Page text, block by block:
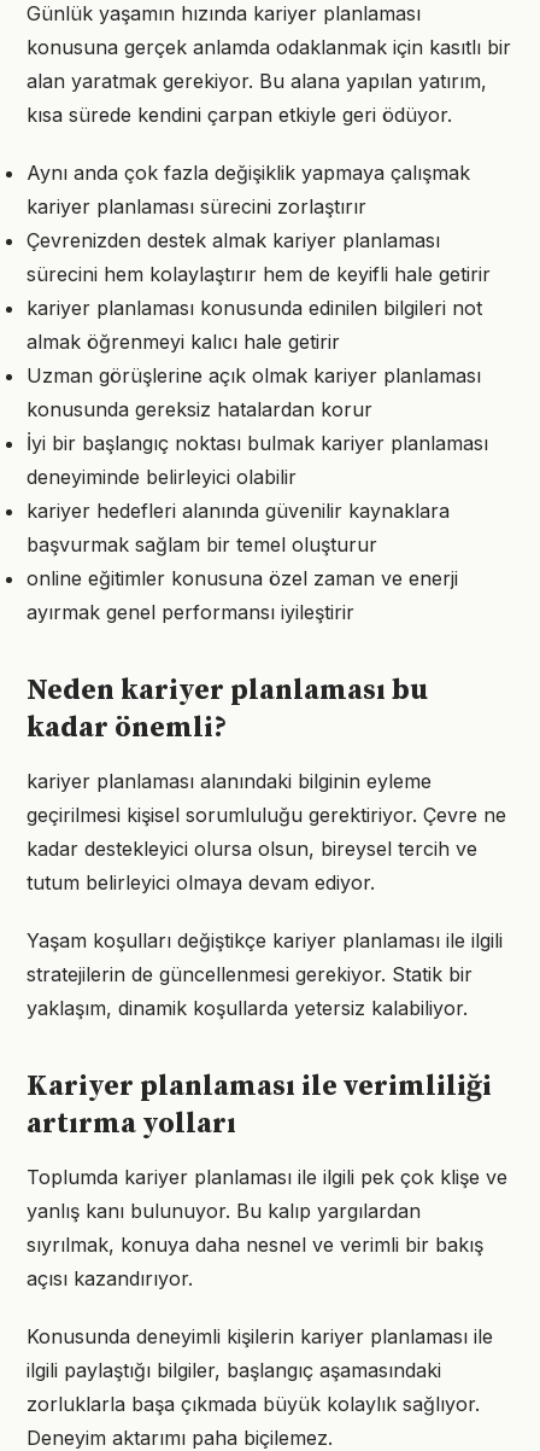
Günlük yaşamın hızında kariyer planlaması
konusuna gerçek anlamda odaklanmak için kasıtlı bir
alan yaratmak gerekiyor. Bu alana yapılan yatırım,
kısa sürede kendini çarpan etkiyle geri ödüyor.
Aynı anda çok fazla değişiklik yapmaya çalışmak
kariyer planlaması sürecini zorlaştırır
Çevrenizden destek almak kariyer planlaması
sürecini hem kolaylaştırır hem de keyifli hale getirir
kariyer planlaması konusunda edinilen bilgileri not
almak öğrenmeyi kalıcı hale getirir
Uzman görüşlerine açık olmak kariyer planlaması
konusunda gereksiz hatalardan korur
İyi bir başlangıç noktası bulmak kariyer planlaması
deneyiminde belirleyici olabilir
kariyer hedefleri alanında güvenilir kaynaklara
başvurmak sağlam bir temel oluşturur
online eğitimler konusuna özel zaman ve enerji
ayırmak genel performansı iyileştirir
Neden kariyer planlaması bu
kadar önemli?
kariyer planlaması alanındaki bilginin eyleme
geçirilmesi kişisel sorumluluğu gerektiriyor. Çevre ne
kadar destekleyici olursa olsun, bireysel tercih ve
tutum belirleyici olmaya devam ediyor.
Yaşam koşulları değiştikçe kariyer planlaması ile ilgili
stratejilerin de güncellenmesi gerekiyor. Statik bir
yaklaşım, dinamik koşullarda yetersiz kalabiliyor.
Kariyer planlaması ile verimliliği
artırma yolları
Toplumda kariyer planlaması ile ilgili pek çok klişe ve
yanlış kanı bulunuyor. Bu kalıp yargılardan
sıyrılmak, konuya daha nesnel ve verimli bir bakış
açısı kazandırıyor.
Konusunda deneyimli kişilerin kariyer planlaması ile
ilgili paylaştığı bilgiler, başlangıç aşamasındaki
zorluklarla başa çıkmada büyük kolaylık sağlıyor.
Deneyim aktarımı paha biçilemez.